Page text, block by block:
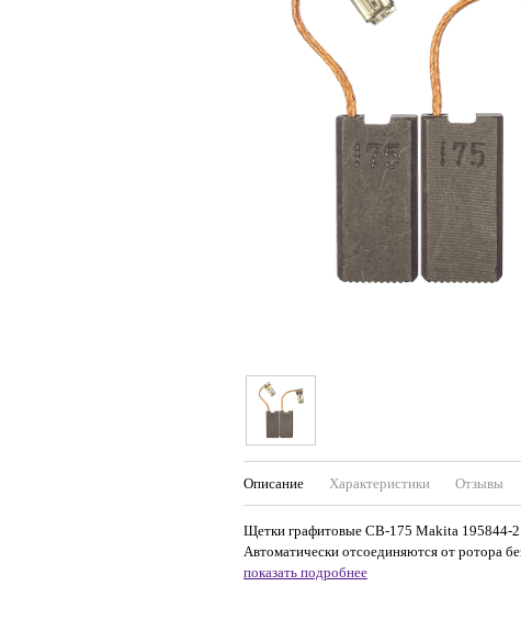
Описание Характеристики Отзывы
Щетки графитовые СВ-175 Makita 195844-2
Автоматически отсоединяются от ротора
показать подробнее